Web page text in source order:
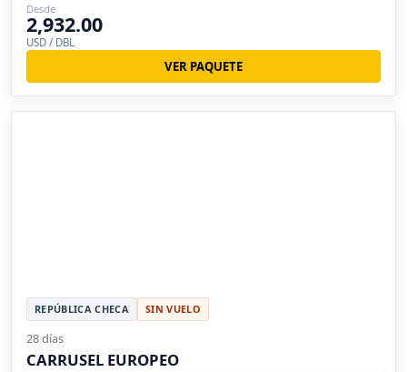
Desde
2,932.00
USD / DBL
VER PAQUETE
REPÚBLICA CHECA SIN VUELO
28 días
CARRUSEL EUROPEO